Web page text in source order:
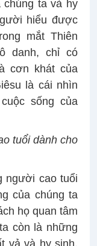
ta và hy
hiểu được
mắt Thiên
danh, chỉ có
cơn khát của
là cái nhìn
sống của
tuổi dành cho
người cao tuổi
của chúng ta
họ quan tâm
còn là những